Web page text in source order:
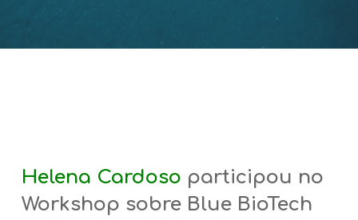
Helena Cardoso participou no
Workshop sobre Blue BioTech